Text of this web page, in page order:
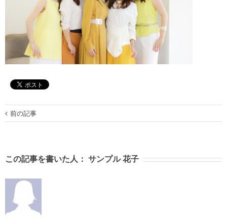
前の記事
この記事を書いた人： サンプル 花子